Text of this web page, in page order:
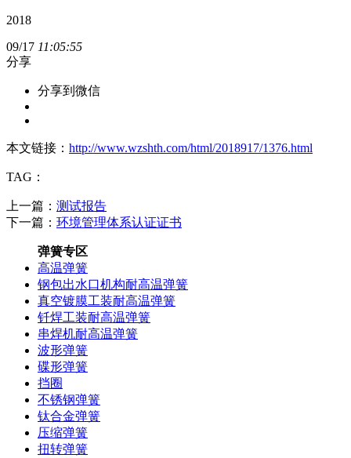
2018
09/17 11:05:55
分享
分享到微信
本文链接： http://www.wzshth.com/html/2018917/1376.html
TAG：
上一篇： 测试报告
下一篇： 环境管理体系认证证书
弹簧专区
高温弹簧
钢包出水口机构耐高温弹簧
真空镀膜工装耐高温弹簧
钎焊工装耐高温弹簧
串焊机耐高温弹簧
波形弹簧
碟形弹簧
挡圈
不锈钢弹簧
钛合金弹簧
压缩弹簧
扭转弹簧